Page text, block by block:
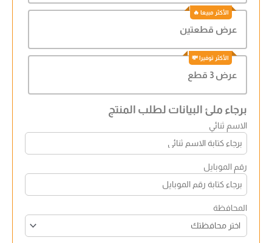
عرض قطعتين
عرض 3 قطع
برجاء ملئ البيانات لطلب المنتج
الاسم ثنائي
رقم الموبايل
المحافظة